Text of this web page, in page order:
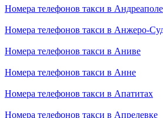
Номера телефонов такси в Андреаполе
Номера телефонов такси в Анжеро-
Номера телефонов такси в Аниве
Номера телефонов такси в Анне
Номера телефонов такси в Апатитах
Номера телефонов такси в Апрелевке